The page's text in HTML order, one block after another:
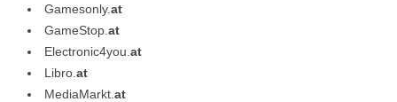
Gamesonly.at
GameStop. at
Electronic4you. at
Libro. at
MediaMarkt. at